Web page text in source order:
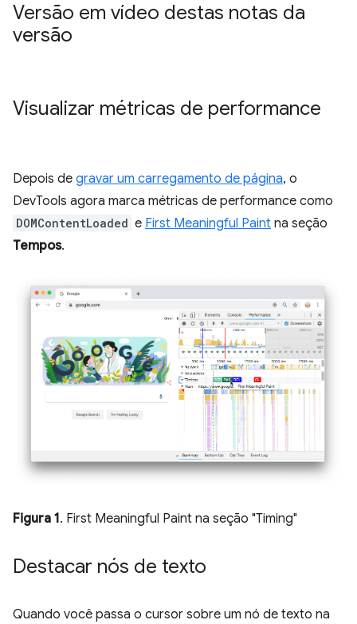
Versão em vídeo destas notas da
versão
Visualizar métricas de performance
Depois de gravar um carregamento de página, o
DevTools agora marca métricas de performance como
DOMContentLoaded e First Meaningful Paint na seção
Tempos.
Figura 1. First Meaningful Paint na seção "Timing"
Destacar nós de texto
Quando você passa o cursor sobre um nó de texto na